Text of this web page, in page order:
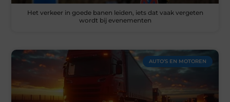
Het verkeer in goede banen leiden, iets dat vaak vergeten
wordt bij evenementen
AUTO’S EN MOTOREN